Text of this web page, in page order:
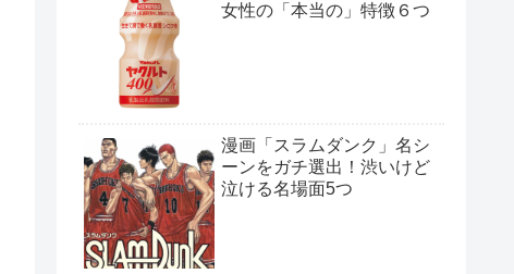
女性の「本当の」特徴６つ
漫画「スラムダンク」名シ
ーンをガチ選出！渋いけど
泣ける名場面5つ